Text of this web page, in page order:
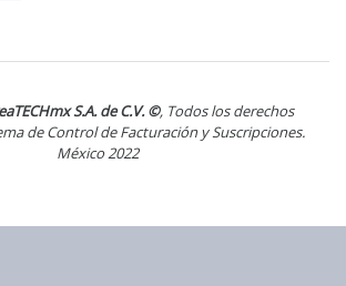
S.A. de C.V. ©, Todos los derechos
de Control de Facturación y Suscripciones.
México 2022